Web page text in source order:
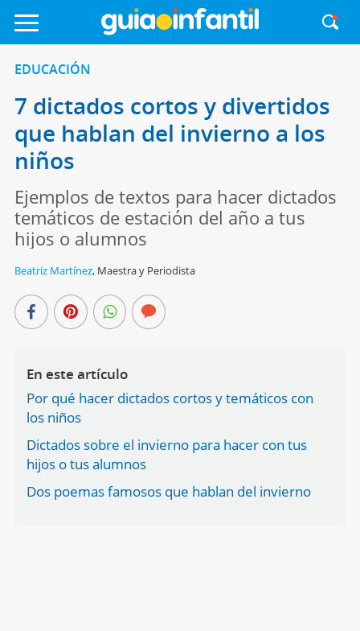
EDUCACIÓN
7 dictados cortos y divertidos
que hablan del invierno a los
niños
Ejemplos de textos para hacer dictados
temáticos de estación del año a tus
hijos o alumnos
Beatriz Martínez, Maestra y Periodista
En este artículo
Por qué hacer dictados cortos y temáticos con
los niños
Dictados sobre el invierno para hacer con tus
hijos o tus alumnos
Dos poemas famosos que hablan del invierno